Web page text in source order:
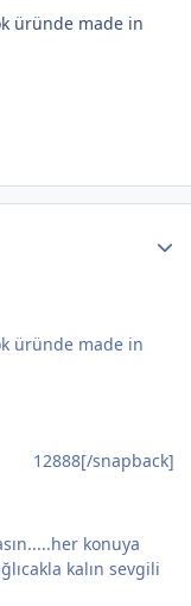
üründe made in
üründe made in
12888[/snapback]
konuya
kalın sevgili